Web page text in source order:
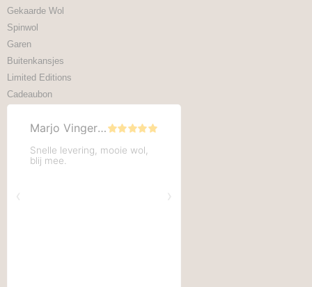
Gekaarde Wol
Spinwol
Garen
Buitenkansjes
Limited Editions
Cadeaubon